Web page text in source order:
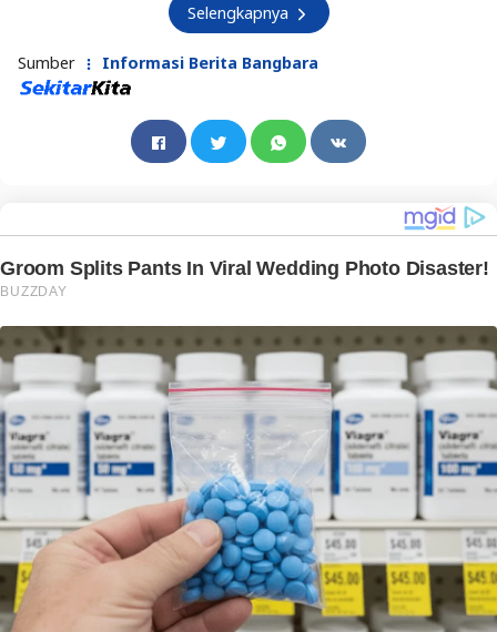
Selengkapnya
Sumber Informasi Berita Bangbara